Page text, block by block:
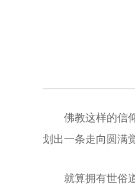
佛教这样的信
划出一条走向圆满
就算拥有世俗